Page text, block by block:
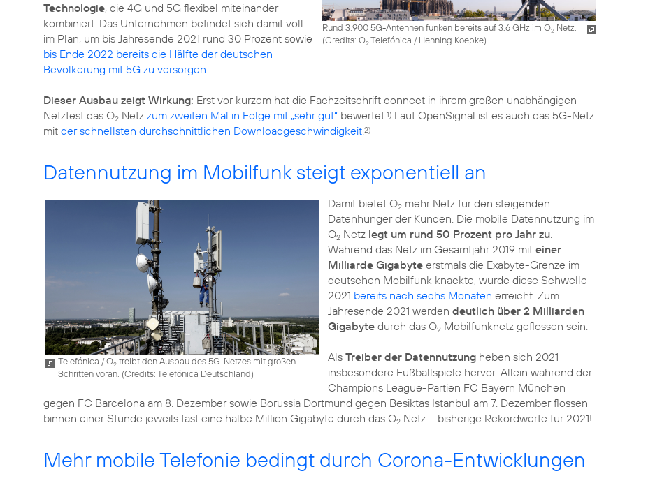
Rund 3.900 5G-Antennen funken bereits auf 3,6 GHz im O2Netz.
(Credits: O2Telefónica / Henning Koepke)
Technologie, die 4G und 5G flexibel miteinander
kombiniert. Das Unternehmen befindet sich damit voll
im Plan, um bis Jahresende 2021 rund 30 Prozent sowie
bis Ende 2022 bereits die Hälfte der deutschen
Bevölkerung mit 5G zu versorgen.
Dieser Ausbau zeigt Wirkung: Erst vor kurzem hat die Fachzeitschrift connect in ihrem großen unabhängigen
Netztest das O2 Netz zum zweiten Mal in Folge mit „sehr gut“ bewertet.1) Laut OpenSignal ist es auch das 5G-Netz
mit der schnellsten durchschnittlichen Downloadgeschwindigkeit.2)
Datennutzung im Mobilfunk steigt exponentiell an
Telefónica / O2 treibt den Ausbau des 5G-Netzes mit großen
Schritten voran. (Credits: Telefónica Deutschland)
Damit bietet O2mehr Netz für den steigenden
Datenhunger der Kunden. Die mobile Datennutzung im
O2Netz legt um rund 50 Prozent pro Jahr zu.
Während das Netz im Gesamtjahr 2019 mit einer
Milliarde Gigabyteerstmals die Exabyte-Grenze im
deutschen Mobilfunk knackte, wurde diese Schwelle
2021 bereits nach sechs Monaten erreicht. Zum
Jahresende 2021 werden deutlich über 2 Milliarden
Gigabytedurch das O2Mobilfunknetz geflossen sein.
Als Treiber der Datennutzungheben sich 2021
insbesondere Fußballspiele hervor: Allein während der
Champions League-Partien FC Bayern München
gegen FC Barcelona am 8. Dezember sowie Borussia Dortmund gegen Besiktas Istanbul am 7. Dezember flossen
binnen einer Stunde jeweils fast eine halbe Million Gigabyte durch das O2 Netz – bisherige Rekordwerte für 2021!
Mehr mobile Telefonie bedingt durch Corona-Entwicklungen